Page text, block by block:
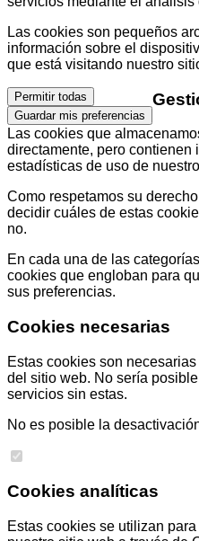
Las cookies son pequeños
información sobre el
que está visitando nuestro
Permitir todas
Guardar mis preferencias
Las cookies que
directamente, pero contienen
estadísticas de uso de
Como respetamos su
decidir cuáles de estas
no.
En cada una de las
cookies que engloban para
sus preferencias.
Cookies necesarias
Estas cookies son
del sitio web. No sería
servicios sin estas.
No es posible la
Cookies analíticas
Estas cookies se utilizan